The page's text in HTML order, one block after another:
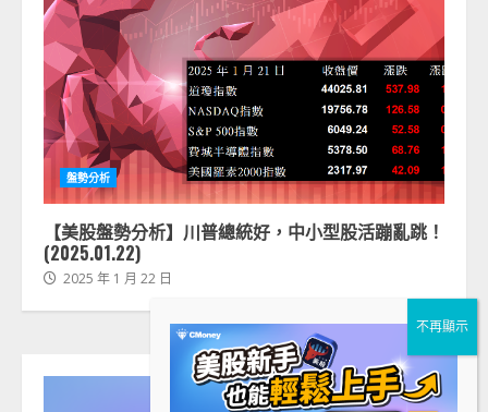
盤勢分析
【美股盤勢分析】川普總統好，中小型股活蹦亂跳！
(2025.01.22)
2025 年 1 月 22 日